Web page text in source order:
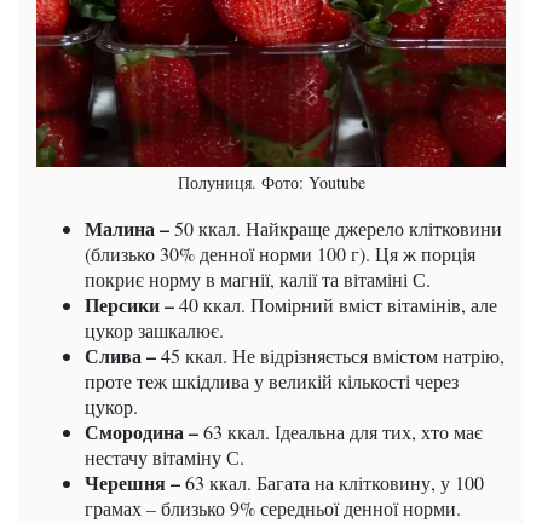
Полуниця. Фото: Youtube
Малина –50 ккал. Найкраще джерело клітковини
(близько 30% денної норми 100 г). Ця ж порція
покриє норму в магнії, калії та вітаміні С.
Персики –40 ккал. Помірний вміст вітамінів, але
цукор зашкалює.
Слива –45 ккал. Не відрізняється вмістом натрію,
проте теж шкідлива у великій кількості через
цукор.
Смородина –63 ккал. Ідеальна для тих, хто має
нестачу вітаміну С.
Черешня –63 ккал. Багата на клітковину, у 100
грамах – близько 9% середньої денної норми.